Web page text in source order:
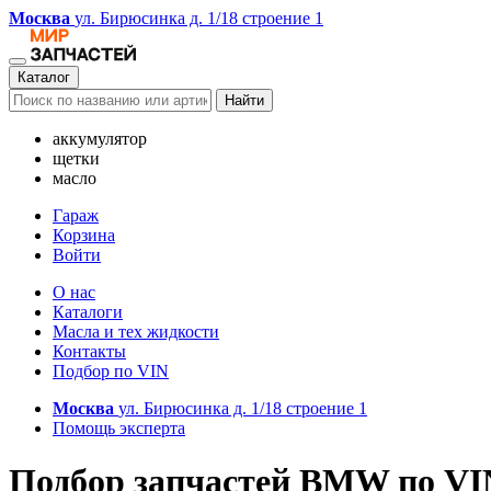
Москва ул. Бирюсинка д. 1/18 строение 1
Каталог
Найти
аккумулятор
щетки
масло
Гараж
Корзина
Войти
О нас
Каталоги
Масла и тех жидкости
Контакты
Подбор по VIN
Москва ул. Бирюсинка д. 1/18 строение 1
Помощь эксперта
Подбор запчастей BMW по